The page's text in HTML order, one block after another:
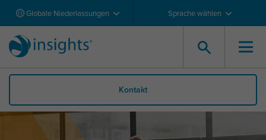
Globale Niederlassungen Sprache wählen
Kontakt